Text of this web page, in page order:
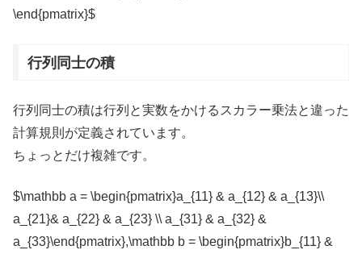
\end{pmatrix}$
行列同士の積
行列同士の積は行列と実数をかけるスカラー乗法と違った
計算規則が定義されています。
ちょっとだけ複雑です。
$\mathbb a = \begin{pmatrix}a_{11} & a_{12} & a_{13}\\
a_{21}& a_{22} & a_{23} \\ a_{31} & a_{32} &
a_{33}\end{pmatrix},\mathbb b = \begin{pmatrix}b_{11} &